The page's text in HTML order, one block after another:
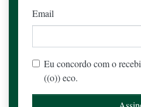
Email
Eu concordo com o
((o)) eco.